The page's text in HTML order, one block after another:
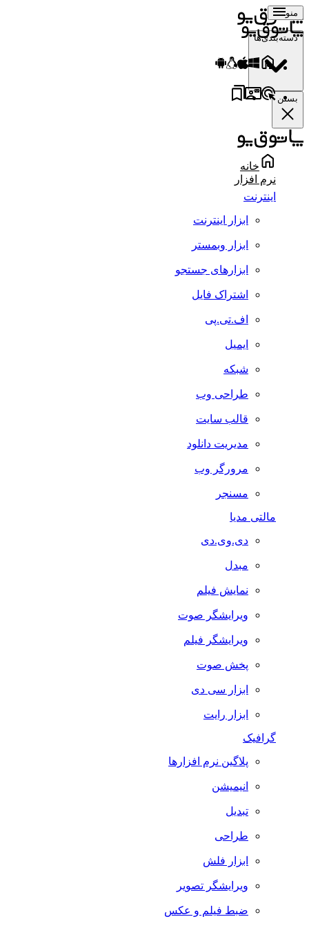
منو
دسته‌بندی‌ها
بستن
خانه
نرم افزار
اینترنت
ابزار اینترنت
ابزار وبمستر
ابزارهای جستجو
اشتراک فایل
اف.تی.پی
ایمیل
شبکه
طراحی وب
قالب سایت
مدیریت دانلود
مرورگر وب
مسنجر
مالتی مدیا
دی.وی.دی
مبدل
نمایش فیلم
ویرایشگر صوت
ویرایشگر فیلم
پخش صوت
ابزار سی دی
ابزار رایت
گرافیک
پلاگین نرم افزارها
انیمیشن
تبدیل
طراحی
ابزار فلش
ویرایشگر تصویر
ضبط فيلم و عكس